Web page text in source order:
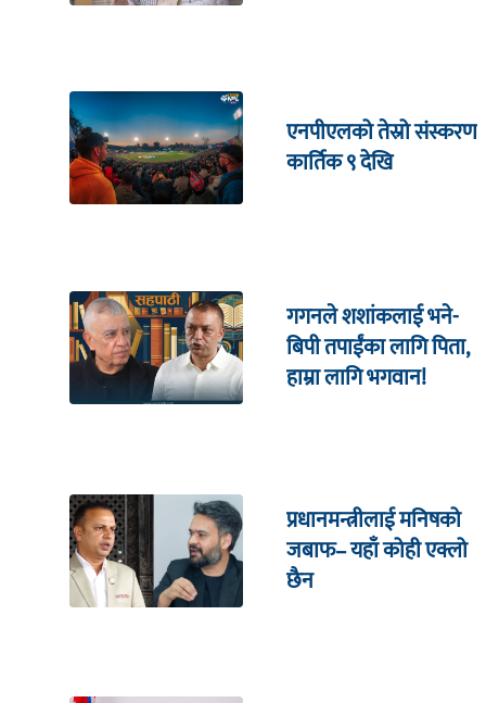
एनपीएलको तेस्रो संस्करण
कार्तिक ९ देखि
गगनले शशांकलाई भने-
बिपी तपाईंका लागि पिता,
हाम्रा लागि भगवान!
प्रधानमन्त्रीलाई मनिषको
जबाफ– यहाँ कोही एक्लो
छैन